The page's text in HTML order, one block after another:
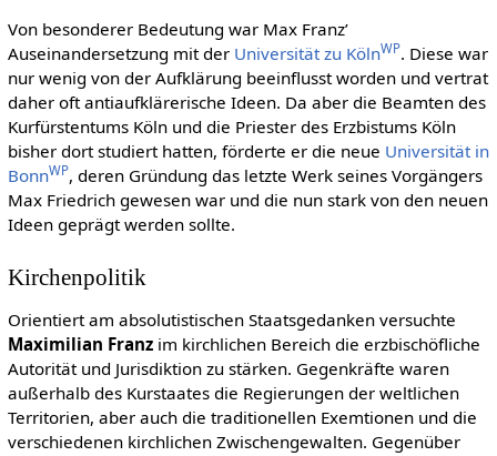
Von besonderer Bedeutung war Max Franz’
Auseinandersetzung mit der Universität zu KölnWP. Diese war
nur wenig von der Aufklärung beeinflusst worden und vertrat
daher oft antiaufklärerische Ideen. Da aber die Beamten des
Kurfürstentums Köln und die Priester des Erzbistums Köln
bisher dort studiert hatten, förderte er die neue Universität in
BonnWP, deren Gründung das letzte Werk seines Vorgängers
Max Friedrich gewesen war und die nun stark von den neuen
Ideen geprägt werden sollte.
Kirchenpolitik
Orientiert am absolutistischen Staatsgedanken versuchte
Maximilian Franzim kirchlichen Bereich die erzbischöfliche
Autorität und Jurisdiktion zu stärken. Gegenkräfte waren
außerhalb des Kurstaates die Regierungen der weltlichen
Territorien, aber auch die traditionellen Exemtionen und die
verschiedenen kirchlichen Zwischengewalten. Gegenüber